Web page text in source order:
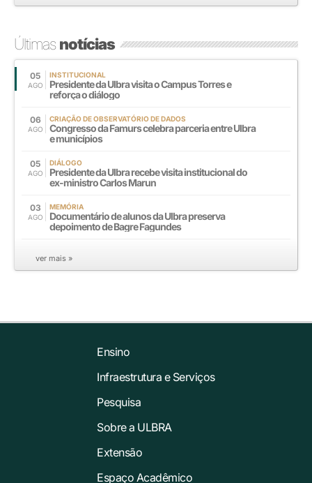
Últimasnotícias
05
AGO
INSTITUCIONAL
Presidente da Ulbra visita o Campus Torres e
reforça o diálogo
06
AGO
CRIAÇÃO DE OBSERVATÓRIO DE DADOS
Congresso da Famurs celebra parceria entre Ulbra
e municípios
05
AGO
DIÁLOGO
Presidente da Ulbra recebe visita institucional do
ex-ministro Carlos Marun
03
AGO
MEMÓRIA
Documentário de alunos da Ulbra preserva
depoimento de Bagre Fagundes
ver mais »
Ensino
Infraestrutura e Serviços
Pesquisa
Sobre a ULBRA
Extensão
Espaço Acadêmico